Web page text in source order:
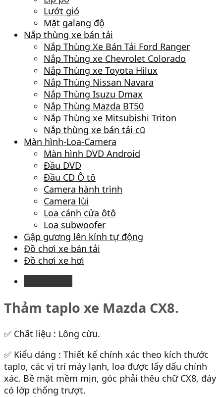
Lướt gió
Mặt galang độ
Nắp thùng xe bán tải
Nắp Thùng Xe Bán Tải Ford Ranger
Nắp Thùng xe Chevrolet Colorado
Nắp Thùng xe Toyota Hilux
Nắp Thùng Nissan Navara
Nắp Thùng Isuzu Dmax
Nắp Thùng Mazda BT50
Nắp Thùng xe Mitsubishi Triton
Nắp thùng xe bán tải cũ
Màn hình-Loa-Camera
Màn hình DVD Android
Đầu DVD
Đầu CD Ô tô
Camera hành trình
Camera lùi
Loa cánh cửa ôtô
Loa subwoofer
Gập gương lên kính tự động
Đồ chơi xe bán tải
Đồ chơi xe hơi
Thảm taplo xe Mazda CX8.
✅ Chất liệu : Lông cừu.
✅ Kiểu dáng : Thiết kế chính xác theo kích thước
taplo, các vị trí máy lạnh, loa được lấy dấu chính
xác. Bề mặt mềm mịn, góc phải thêu chữ CX8, đáy
có lớp chống trượt.